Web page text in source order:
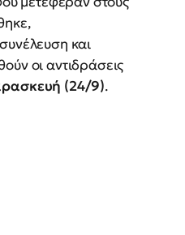
και
οι αντιδράσεις
(24/9).